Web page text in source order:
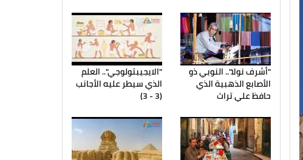
"أشرف نولا".. النوبي ذو
الأصابع الذهبية الذي
حافظ علي تراث
"الايجيبتولوجي".. العلم
الذي سيطر عليه الأجانب
(3 - 3)